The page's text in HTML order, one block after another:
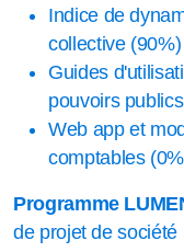
Indice de
collective (90%)
Guides
pouvoirs
Web app et
comptables
Programme
de projet de société